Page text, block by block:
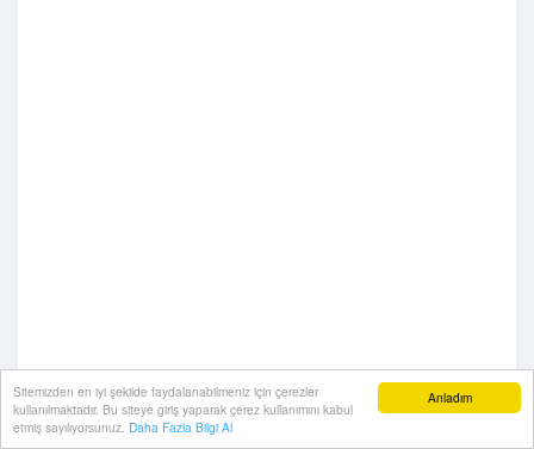
Anladım
Sitemizden en iyi şekilde faydalanabilmeniz için çerezler
kullanılmaktadır. Bu siteye giriş yaparak çerez kullanımını kabul
etmiş sayılıyorsunuz. Daha Fazla Bilgi Al